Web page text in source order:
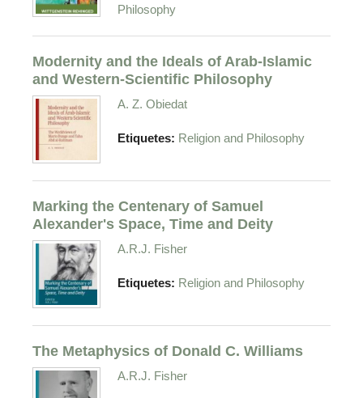
Philosophy
Modernity and the Ideals of Arab-Islamic
and Western-Scientific Philosophy
A. Z. Obiedat
Etiquetes: Religion and Philosophy
Marking the Centenary of Samuel
Alexander's Space, Time and Deity
A.R.J. Fisher
Etiquetes: Religion and Philosophy
The Metaphysics of Donald C. Williams
A.R.J. Fisher